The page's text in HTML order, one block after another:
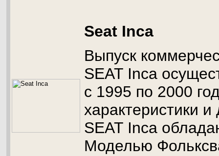
Seat Inca
Выпуск
SEAT Inca
с 1995 по 2000
характеристики
SEAT Inca
Моделью